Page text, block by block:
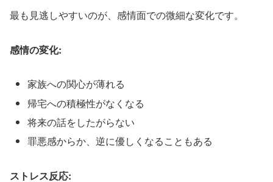
最も見逃しやすいのが、感情面での微細な変化です。
感情の変化:
家族への関心が薄れる
帰宅への積極性がなくなる
将来の話をしたがらない
罪悪感からか、逆に優しくなることもある
ストレス反応: